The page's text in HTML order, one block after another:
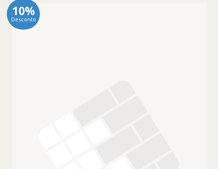
10%
Desconto